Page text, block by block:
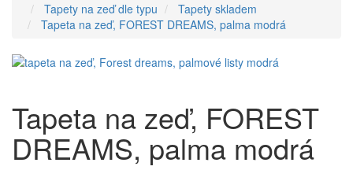
Tapety na zeď dle typu
Tapety skladem
Tapeta na zeď, FOREST DREAMS, palma modrá
Tapeta na zeď, FOREST
DREAMS, palma modrá